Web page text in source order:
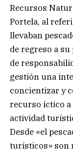
Recursos
Portela, al
llevaban
de regreso a
de
gestión una
concientizar y
recurso íctico
actividad
Desde «el
turísticos» son